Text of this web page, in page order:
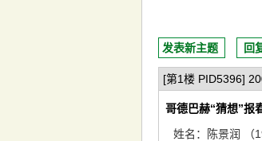
发表新主题 回
[第1楼 PID5396]
哥德巴赫“猜想”报
姓名：陈景润 （